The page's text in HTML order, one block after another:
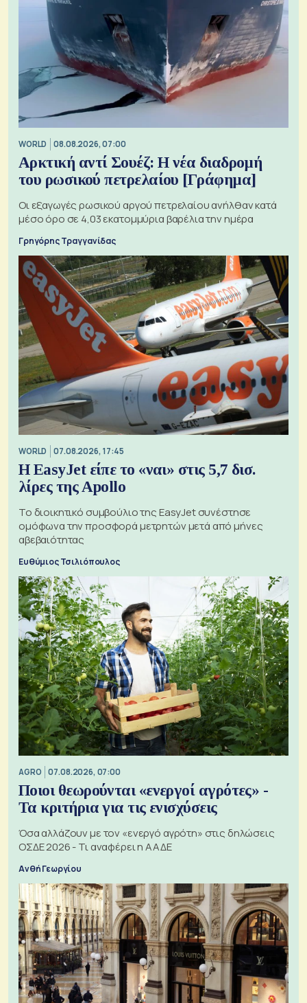
WORLD 08.08.2026, 07:00
Αρκτική αντί Σουέζ: Η νέα διαδρομή
του ρωσικού πετρελαίου [Γράφημα]
Οι εξαγωγές ρωσικού αργού πετρελαίου ανήλθαν κατά
μέσο όρο σε 4,03 εκατομμύρια βαρέλια την ημέρα
Γρηγόρης Τραγγανίδας
WORLD 07.08.2026, 17:45
Η EasyJet είπε το «ναι» στις 5,7 δισ.
λίρες της Apollo
Το διοικητικό συμβούλιο της EasyJet συνέστησε
ομόφωνα την προσφορά μετρητών μετά από μήνες
αβεβαιότητας
Ευθύμιος Τσιλιόπουλος
AGRO 07.08.2026, 07:00
Ποιοι θεωρούνται «ενεργοί αγρότες» -
Τα κριτήρια για τις ενισχύσεις
Όσα αλλάζουν με τον «ενεργό αγρότη» στις δηλώσεις
ΟΣΔΕ 2026 - Τι αναφέρει η ΑΑΔΕ
Ανθή Γεωργίου